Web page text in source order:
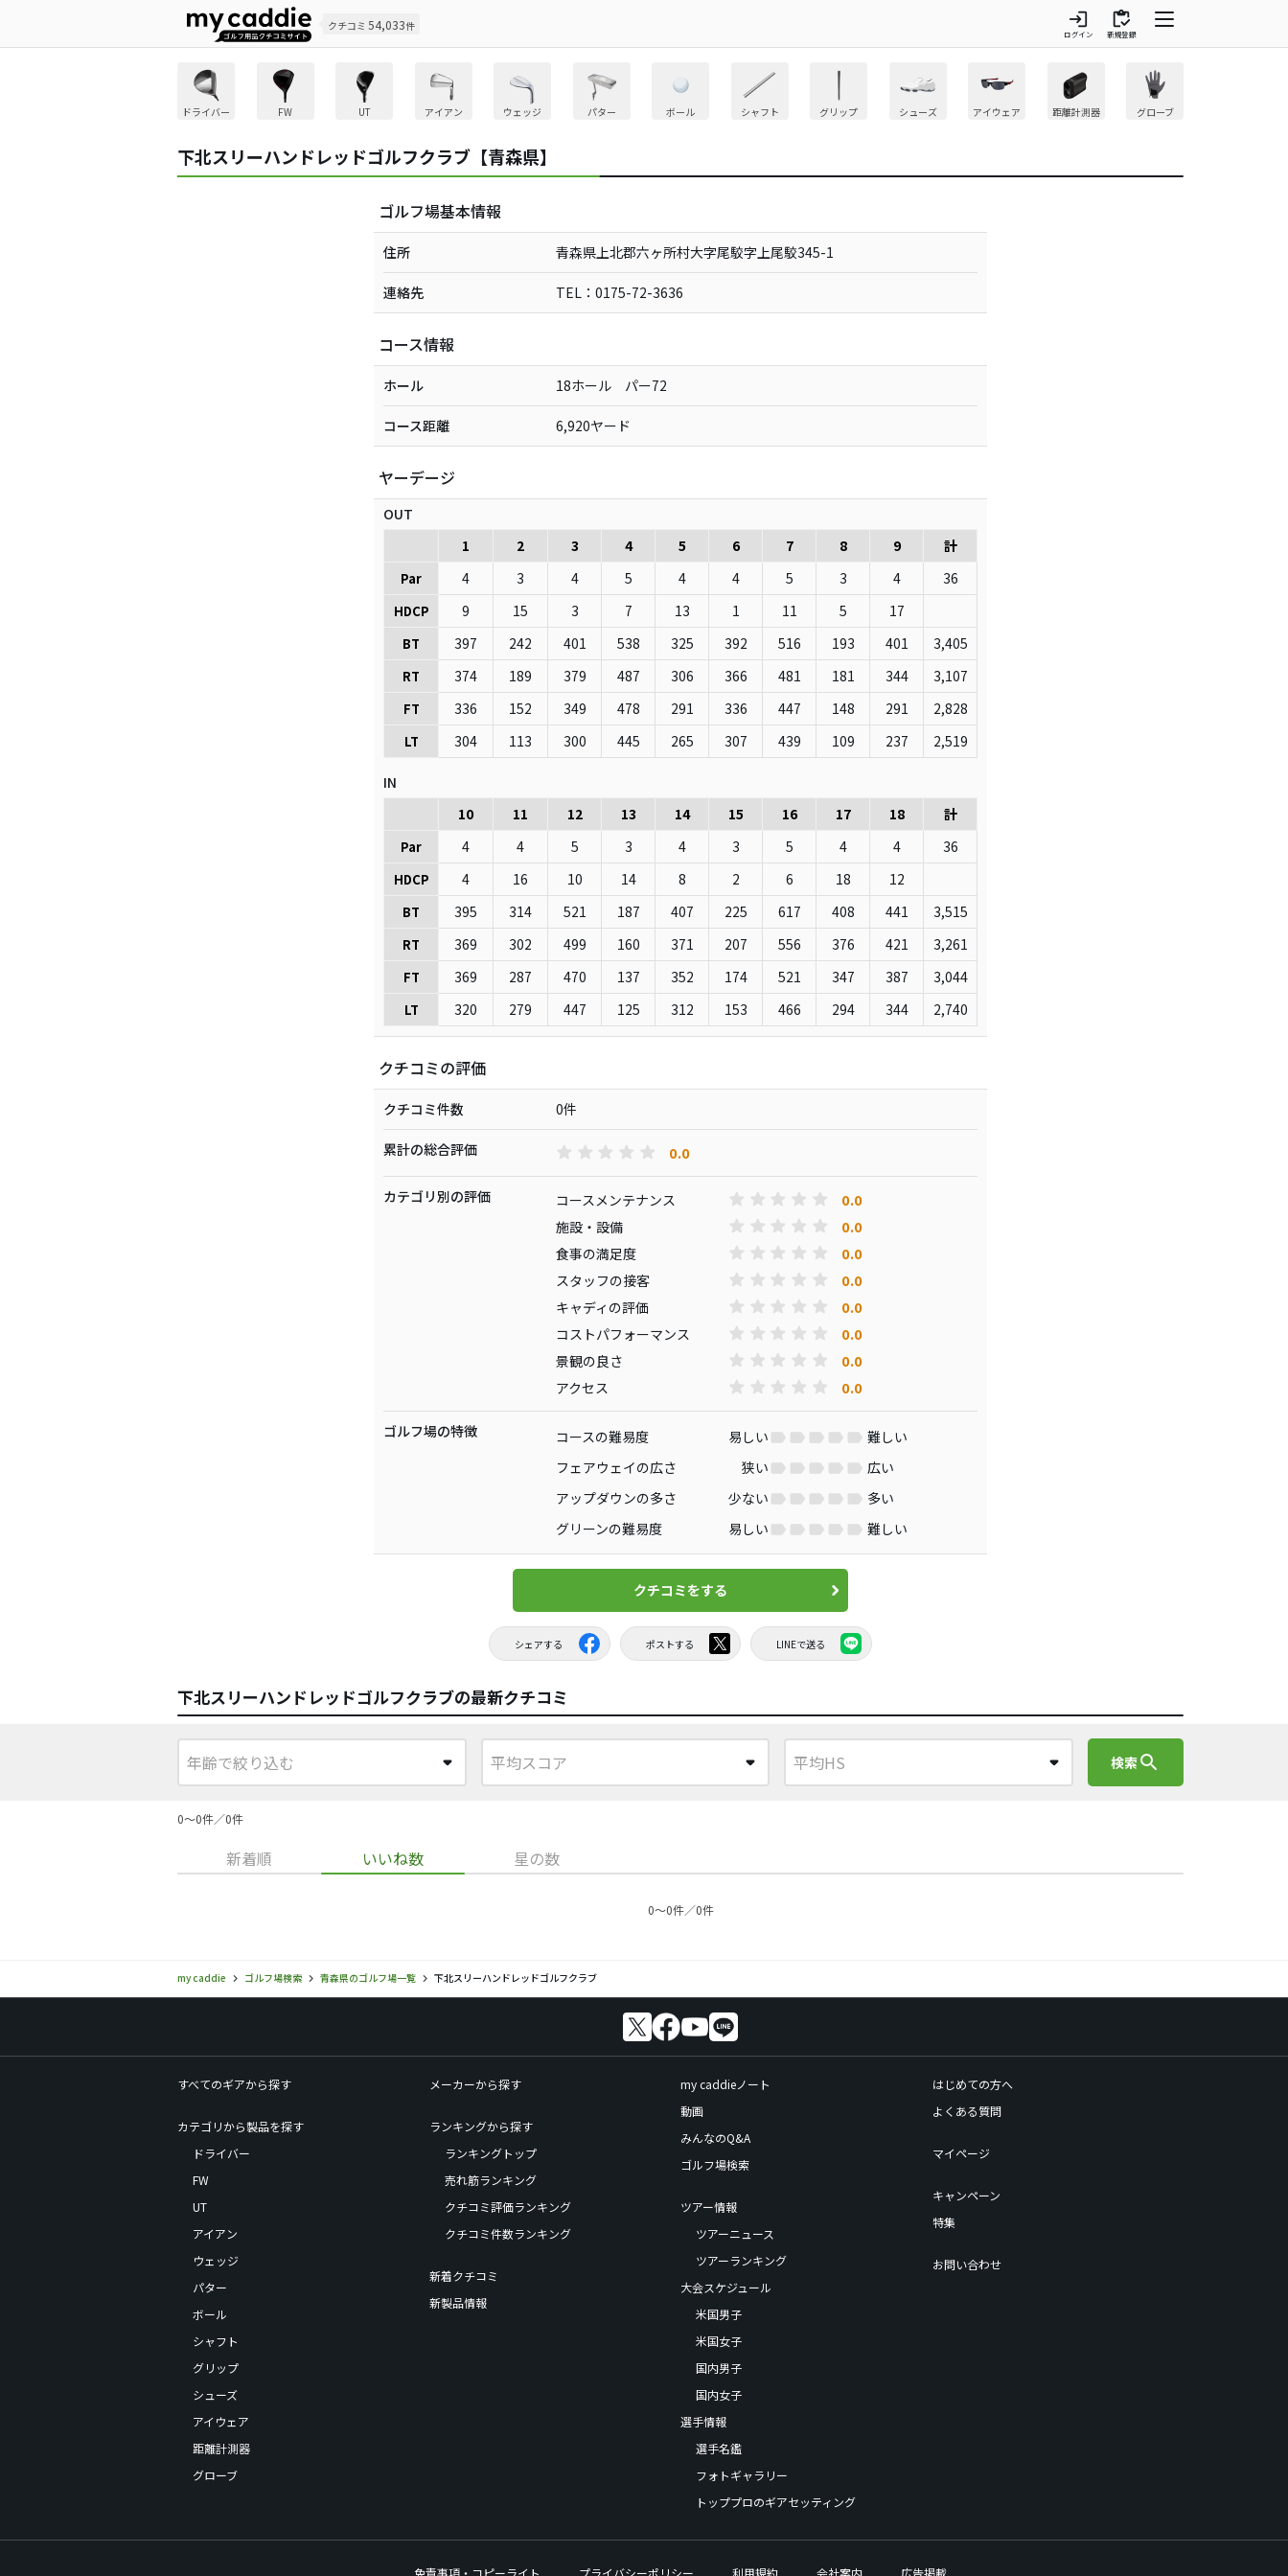
クチコミ 54,033件 login
ログイン
inventory
新規登録
ドライバー FW UT アイアン ウェッジ パター ボール シャフト グリップ シューズ アイウェア 距離計測器 グローブ
下北スリーハンドレッドゴルフクラブ【青森県】
ゴルフ場基本情報
住所 青森県上北郡六ヶ所村大字尾駮字上尾駮345-1
連絡先 TEL：0175-72-3636
コース情報
ホール 18ホール パー72
コース距離 6,920ヤード
ヤーデージ
OUT
1
2 3 4 5 6 7 8 9 計
Par 4 3 4 5 4 4 5 3 4 36
HDCP 9 15 3 7 13 1 11 5 17
BT 397 242 401 538 325 392 516 193 401 3,405
RT 374 189 379 487 306 366 481 181 344 3,107
FT 336 152 349 478 291 336 447 148 291 2,828
LT 304 113 300 445 265 307 439 109 237 2,519
IN
10
11 12 13 14 15 16 17 18 計
Par 4 4 5 3 4 3 5 4 4 36
HDCP 4 16 10 14 8 2 6 18 12
BT 395 314 521 187 407 225 617 408 441 3,515
RT 369 302 499 160 371 207 556 376 421 3,261
FT 369 287 470 137 352 174 521 347 387 3,044
LT 320 279 447 125 312 153 466 294 344 2,740
クチコミの評価
クチコミ件数 0件
累計の総合評価 0.0
カテゴリ別の評価 コースメンテナンス 0.0
施設・設備 0.0
食事の満足度 0.0
スタッフの接客 0.0
キャディの評価 0.0
コストパフォーマンス 0.0
景観の良さ 0.0
アクセス 0.0
ゴルフ場の特徴 コースの難易度 易しい
難しい
フェアウェイの広さ
狭い
広い
アップダウンの多さ
少ない
多い
グリーンの難易度
易しい 難しい
クチコミをする
シェアする ポストする LINEで送る
下北スリーハンドレッドゴルフクラブの最新クチコミ
検索search
0〜0件／0件
新着順 いいね数 星の数
0〜0件／0件
my caddie ゴルフ場検索 青森県のゴルフ場一覧 下北スリーハンドレッドゴルフクラブ
すべてのギアから探す
カテゴリから製品を探す
ドライバー
FW
UT
アイアン
ウェッジ
パター
ボール
シャフト
グリップ
シューズ
アイウェア
距離計測器
グローブ
メーカーから探す
ランキングから探す
ランキングトップ
売れ筋ランキング
クチコミ評価ランキング
クチコミ件数ランキング
新着クチコミ
新製品情報
my caddieノート
動画
みんなのQ&A
ゴルフ場検索
ツアー情報
ツアーニュース
ツアーランキング
大会スケジュール
米国男子
米国女子
国内男子
国内女子
選手情報
選手名鑑
フォトギャラリー
トッププロのギアセッティング
はじめての方へ
よくある質問
マイページ
キャンペーン
特集
お問い合わせ
免責事項・コピーライト プライバシーポリシー 利用規約 会社案内 広告掲載